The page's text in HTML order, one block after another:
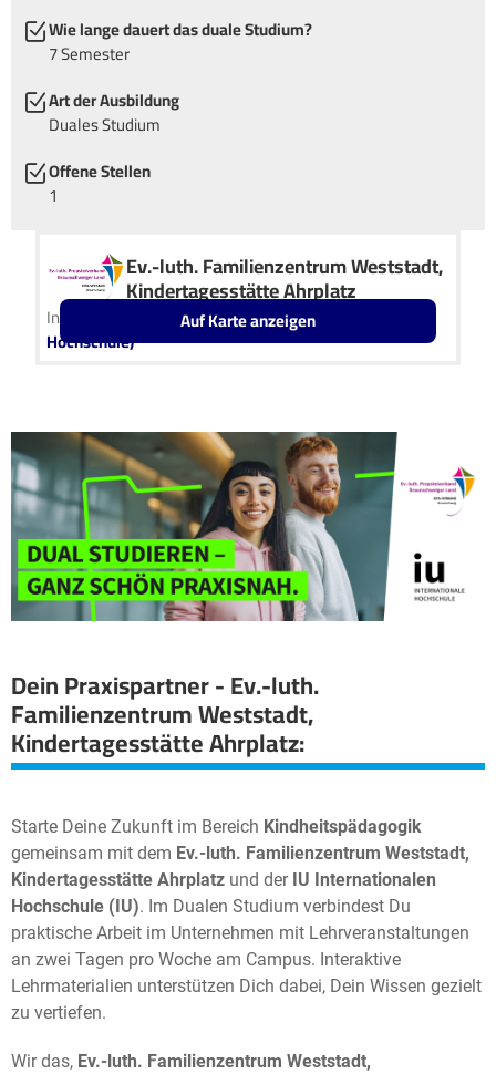
Wie lange dauert das duale Studium?
7 Semester
Art der Ausbildung
Duales Studium
Offene Stellen
1
Ev.-luth. Familienzentrum Weststadt,
Kindertagesstätte Ahrplatz
In Kooperation mit IU Duales Studium (Internationale
Hochschule) Leaflet OpenStreetMap2
Auf Karte anzeigen
Dein Praxispartner - Ev.-luth.
Familienzentrum Weststadt,
Kindertagesstätte Ahrplatz:
Starte Deine Zukunft im Bereich Kindheitspädagogik
gemeinsam mit dem Ev.-luth. Familienzentrum Weststadt,
Kindertagesstätte Ahrplatz und derIU Internationalen
Hochschule (IU). Im Dualen Studium verbindest Du
praktische Arbeit im Unternehmen mit Lehrveranstaltungen
an zwei Tagen pro Woche am Campus. Interaktive
Lehrmaterialien unterstützen Dich dabei, Dein Wissen gezielt
zu vertiefen.
Wir das, Ev.-luth. Familienzentrum Weststadt,